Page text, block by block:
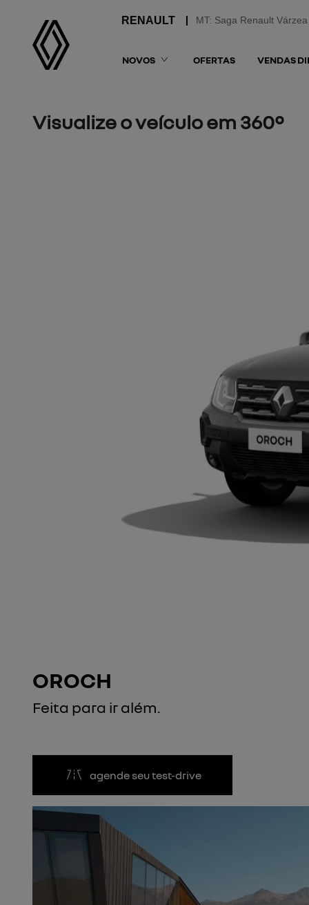
MT: Saga Renault
NOVOS OFERTAS VENDAS
Visualize o veículo em 360°
OROCH
Feita para ir além.
agende seu test-drive